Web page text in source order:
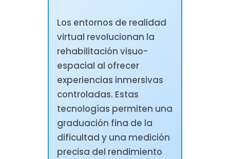
Los entornos de realidad
virtual revolucionan la
rehabilitación visuo-
espacial al ofrecer
experiencias inmersivas
controladas. Estas
tecnologías permiten una
graduación fina de la
dificultad y una medición
precisa del rendimiento